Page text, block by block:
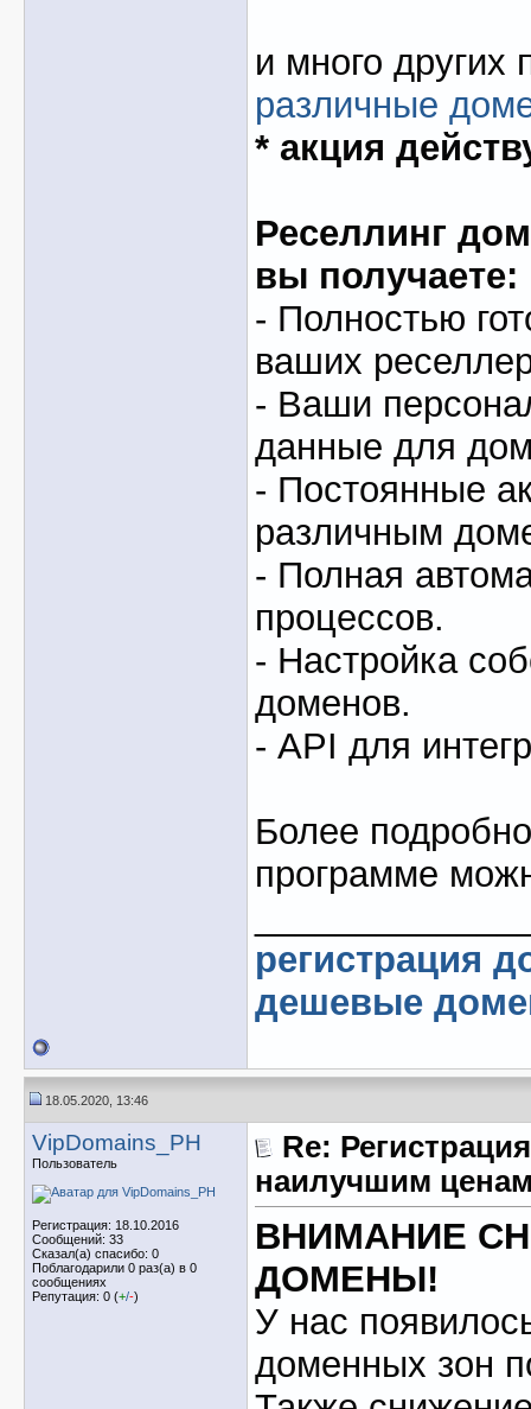
и много других
различные
* акция
Реселлинг
вы получаете:
- Полностью
ваших
- Ваши
данные для
- Постоянные
различным
- Полная
процессов.
- Настройка
доменов.
- API для
Более
программе
регистрация
дешевые
18.05.2020, 13:46
VipDomains_PH
Пользователь
Регистрация: 18.10.2016
Сообщений: 33
Сказал(а) спасибо: 0
Поблагодарили 0 раз(а) в 0
сообщениях
Репутация: 0 (+/-)
Re:
наилучшим
ВНИМАНИЕ
ДОМЕНЫ!
У нас
доменных зон